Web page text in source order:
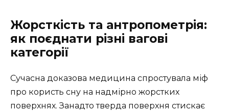
Жорсткість та антропометрія:
як поєднати різні вагові
категорії
Сучасна доказова медицина спростувала міф
про користь сну на надмірно жорстких
поверхнях. Занадто тверда поверхня стискає